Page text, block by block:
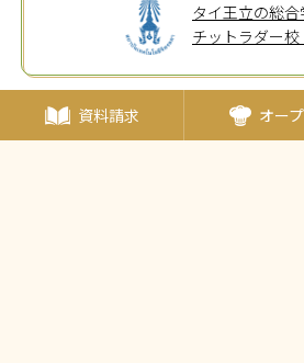
タイ王立の総
チットラダー校
〒190-0011東京都立川市高
JR中央線・立川駅北口よ
資料請求
オー